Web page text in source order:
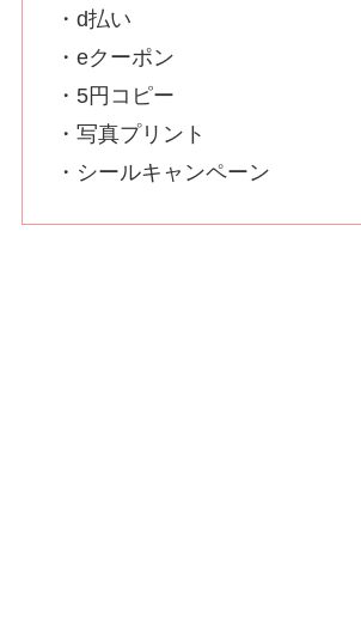
・d払い
・eクーポン
・5円コピー
・写真プリント
・シールキャンペーン